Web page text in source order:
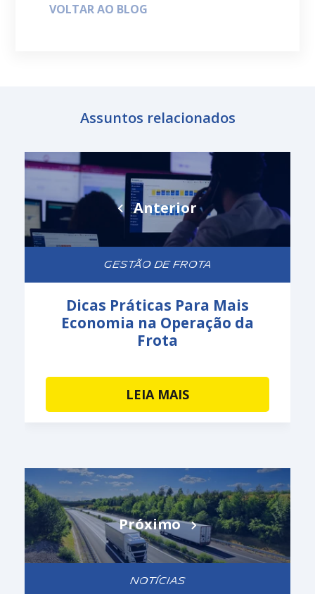
VOLTAR AO BLOG
Assuntos relacionados
Anterior
GESTÃO DE FROTA
Dicas Práticas Para Mais
Economia na Operação da
Frota
LEIA MAIS
Próximo
NOTÍCIAS